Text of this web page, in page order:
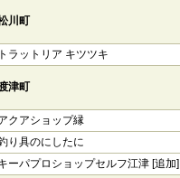
川町
トラットリア キツツキ
津町
クアショップ縁
り具のにしたに
ーパプロショップセルフ江津 [追加]